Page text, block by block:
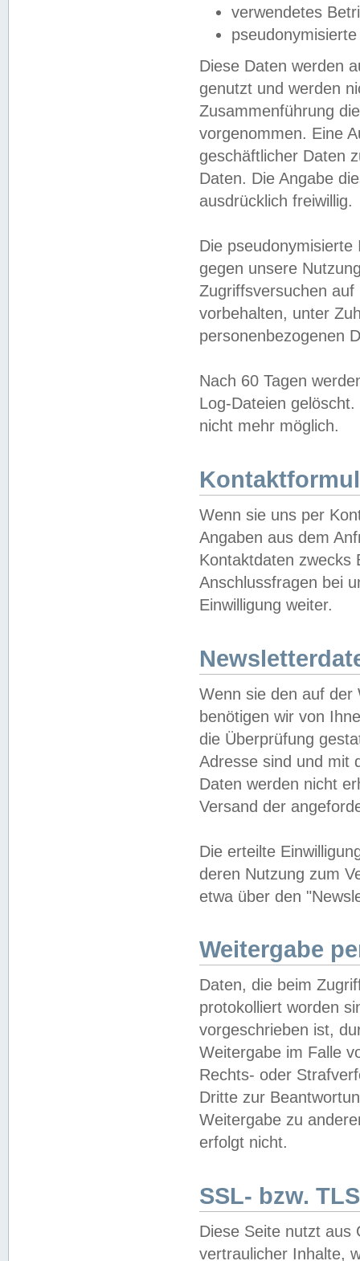
verwendetes
Diese Daten werden
genutzt und werden
Zusammenführung
vorgenommen. Eine
geschäftlicher Daten
Daten. Die Angabe
ausdrücklich freiwillig.
Die
gegen unsere
Zugriffsversuchen
vorbehalten, unter
personenbezogenen
Nach 60 Tagen
Log-Dateien
nicht mehr möglich.
Wenn sie uns per
Angaben aus dem
Kontaktdaten zwecks
Anschlussfragen bei
Einwilligung weiter.
Wenn sie den auf der
benötigen wir von
die Überprüfung
Adresse sind und mit
Daten werden nicht
Versand der
Die erteilte
deren Nutzung zum
etwa über den
Weitergabe
Daten, die beim
protokolliert worden
vorgeschrieben ist,
Weitergabe im Falle
Rechts- oder
Dritte zur
Weitergabe zu
erfolgt nicht.
SSL- bzw.
Diese Seite nutzt aus
vertraulicher Inhalte,